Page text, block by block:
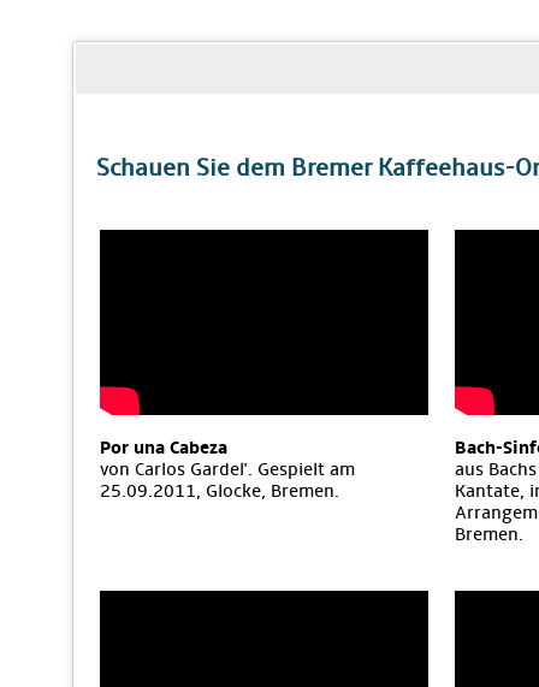
Schauen Sie dem Bremer Kaffeehaus-
Por una Cabeza
von Carlos Gardel'. Gespielt am
25.09.2011, Glocke, Bremen.
Bach-
aus
Kantate,
Bremen.